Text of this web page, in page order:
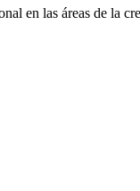
en las áreas de la